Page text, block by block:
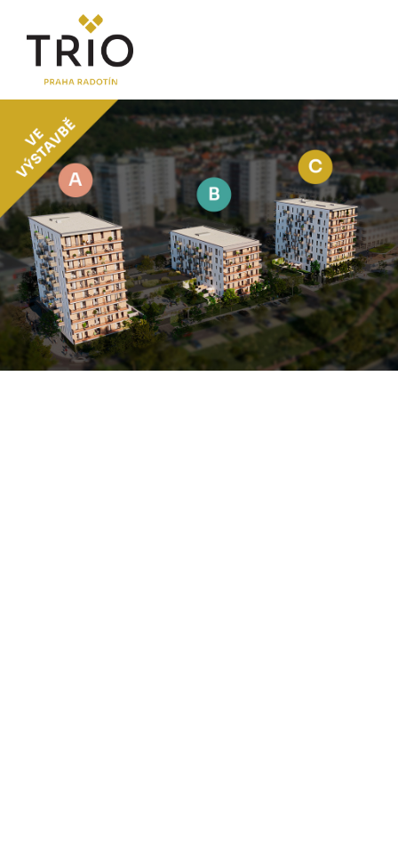
O PROJEKTU
Proč TRIO Radotín
FAQ sekce
Novinky
Postup koupě a financování
LOKALITA
CENÍK
Byty